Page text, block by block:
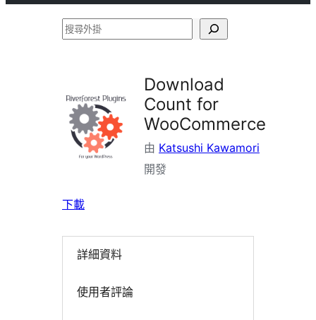
搜
掛
Download
Count for
WooCommerce
由 Katsushi Kawamori
開發
下載
詳細資料
使用者評論